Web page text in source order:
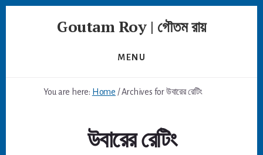
Goutam Roy | গৌতম রায়
MENU
You are here: Home /Archives for উবারের রেটিং
উবারের রেটিং